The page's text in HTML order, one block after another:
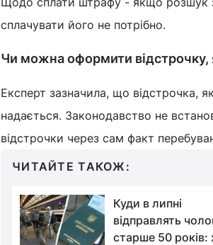
сплачувати його не потрібно.
Чи можна оформити
Експерт зазначила, що відстрочка,
надається. Законодавство не
відстрочки через сам факт
ЧИТАЙТЕ ТАКОЖ:
Куди в липні
відправлять
старше 50 років: